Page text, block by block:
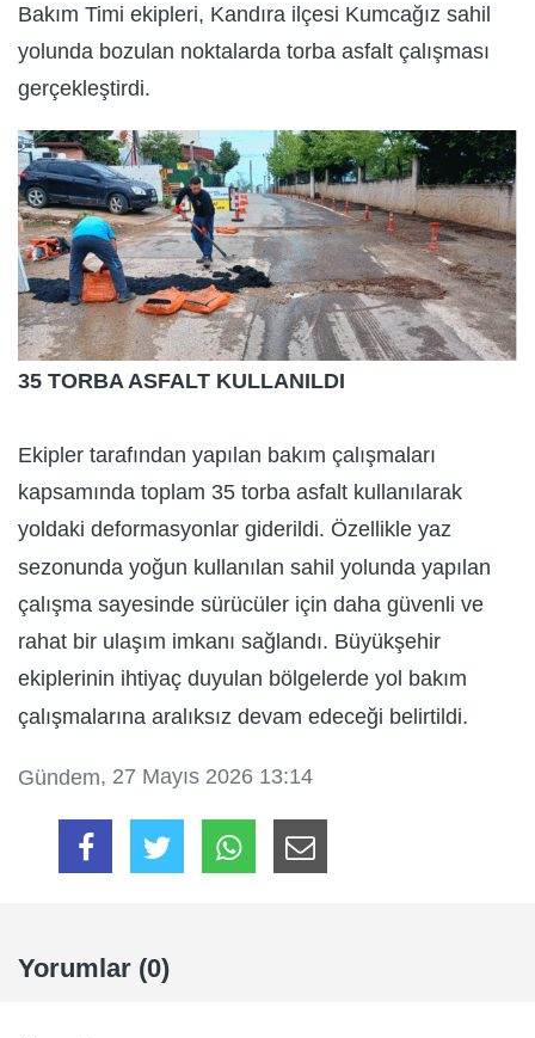
Bakım Timi ekipleri, Kandıra ilçesi Kumcağız sahil
yolunda bozulan noktalarda torba asfalt çalışması
gerçekleştirdi.
35 TORBA ASFALT KULLANILDI
Ekipler tarafından yapılan bakım çalışmaları
kapsamında toplam 35 torba asfalt kullanılarak
yoldaki deformasyonlar giderildi. Özellikle yaz
sezonunda yoğun kullanılan sahil yolunda yapılan
çalışma sayesinde sürücüler için daha güvenli ve
rahat bir ulaşım imkanı sağlandı. Büyükşehir
ekiplerinin ihtiyaç duyulan bölgelerde yol bakım
çalışmalarına aralıksız devam edeceği belirtildi.
Gündem, 27 Mayıs 2026 13:14
Yorumlar (0)